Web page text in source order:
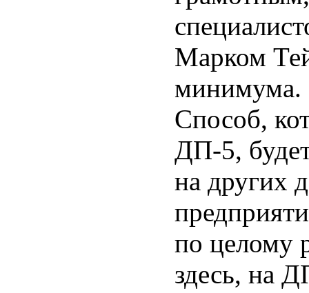
Марком
минимума.
Способ,
ДП-5,
на других
по целому
здесь, на